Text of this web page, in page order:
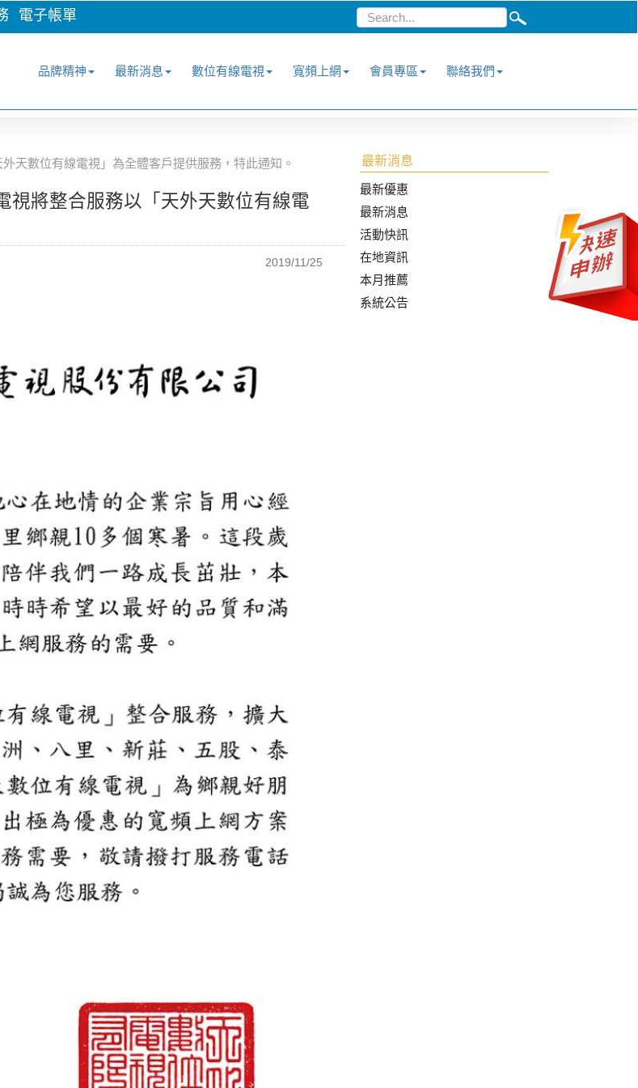
電子帳單
品牌精神 最新消息 數位有線電視 寬頻上網 會員專區 聯絡我們
天數位有線電視」為全體客戶提供服務，特此通知。
視將整合服務以「天外天數位有線電
2019/11/25
最新消息
最新優惠
最新消息
活動快訊
在地資訊
本月推薦
系統公告